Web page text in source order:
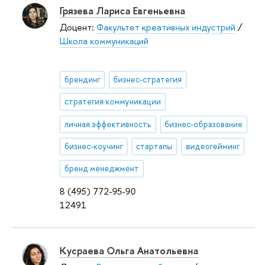
8 (495) 772-95-90
12491
Грязева Лариса Евгеньевна
Доцент: Факультет креативных индустрий /
Школа коммуникаций
брендинг бизнес-стратегия
стратегия коммуникации
личная эффективность бизнес-образование
бизнес-коучинг стартапы видеогейминг
бренд менеджмент
Кусраева Ольга Анатольевна